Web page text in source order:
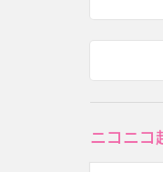
ニコニコ